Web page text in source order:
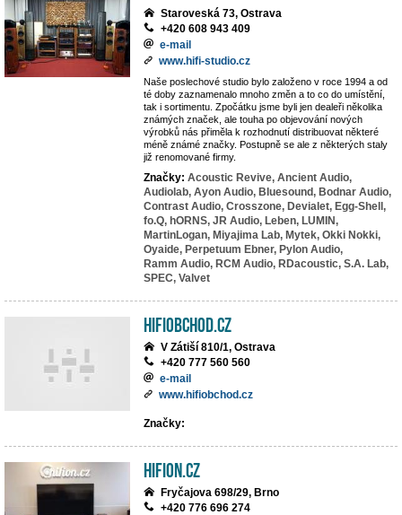
Staroveská 73, Ostrava
+420 608 943 409
e-mail
www.hifi-studio.cz
Naše poslechové studio bylo založeno v roce 1994 a od
té doby zaznamenalo mnoho změn a to co do umístění,
tak i sortimentu. Zpočátku jsme byli jen dealeři několika
známých značek, ale touha po objevování nových
výrobků nás přiměla k rozhodnutí distribuovat některé
méně známé značky. Postupně se ale z některých staly
již renomované firmy.
Značky: Acoustic Revive, Ancient Audio,
Audiolab, Ayon Audio, Bluesound, Bodnar Audio,
Contrast Audio, Crosszone, Devialet, Egg-Shell,
fo.Q, hORNS, JR Audio, Leben, LUMIN,
MartinLogan, Miyajima Lab, Mytek, Okki Nokki,
Oyaide, Perpetuum Ebner, Pylon Audio,
Ramm Audio, RCM Audio, RDacoustic, S.A. Lab,
SPEC, Valvet
HiFiobchod.cz
V Zátiší 810/1, Ostrava
+420 777 560 560
e-mail
www.hifiobchod.cz
Značky:
hifion.cz
Fryčajova 698/29, Brno
+420 776 696 274